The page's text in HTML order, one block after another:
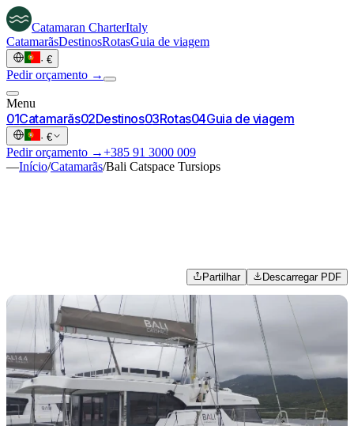
Catamaran CharterItaly
CatamarãsDestinosRotasGuia de viagem
· €
Pedir orçamento →
Menu
01Catamarãs02Destinos03Rotas04Guia de viagem
· €
Pedir orçamento →+385 91 3000 009
—Início/Catamarãs/Bali Catspace Tursiops
Partilhar Descarregar PDF